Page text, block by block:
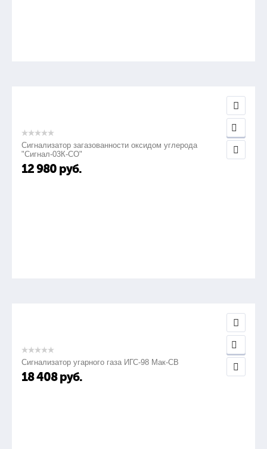
Сигнализатор загазованности оксидом углерода
"Сигнал-03К-СО"
12 980 руб.
Сигнализатор угарного газа ИГС-98 Мак-СВ
18 408 руб.